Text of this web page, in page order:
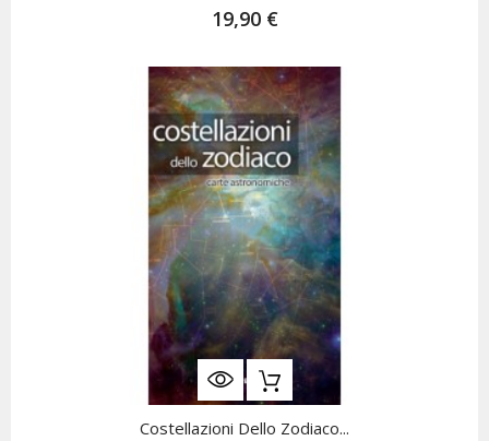
19,90 €
Costellazioni Dello Zodiaco...